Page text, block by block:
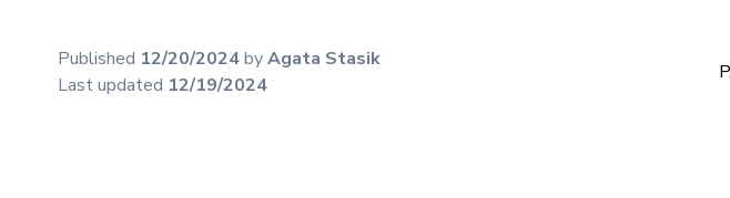
Published 12/20/2024byAgata Stasik
Last updated 12/19/2024